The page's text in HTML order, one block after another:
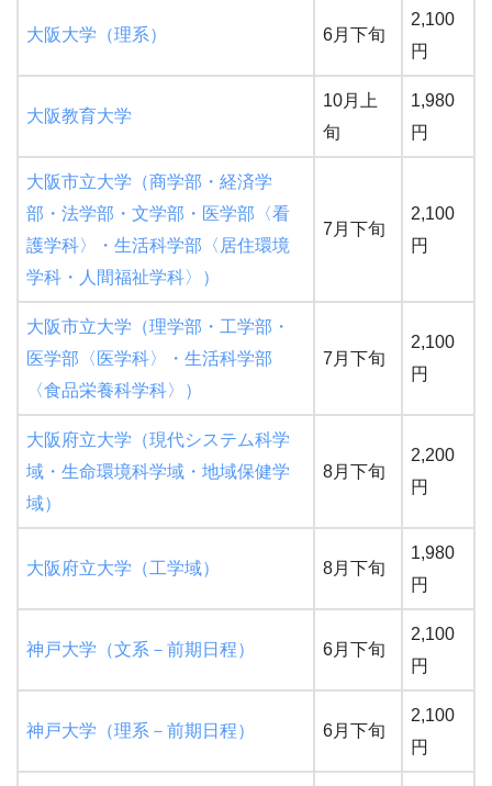
大阪大学（理系） 6月下旬
2,100
円
大阪教育大学
10月上
旬
1,980
円
大阪市立大学（商学部・経済学
部・法学部・文学部・医学部〈看
護学科〉・生活科学部〈居住環境
学科・人間福祉学科〉）
7月下旬
2,100
円
大阪市立大学（理学部・工学部・
医学部〈医学科〉・生活科学部
〈食品栄養科学科〉）
7月下旬
2,100
円
大阪府立大学（現代システム科学
域・生命環境科学域・地域保健学
域）
8月下旬
2,200
円
大阪府立大学（工学域） 8月下旬
1,980
円
神戸大学（文系－前期日程） 6月下旬
2,100
円
神戸大学（理系－前期日程） 6月下旬
2,100
円